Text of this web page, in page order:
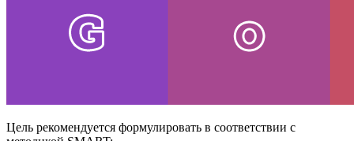
Цель рекомендуется формулировать в соответствии с